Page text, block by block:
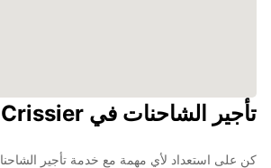
تأجير الشاحنات في Crissier